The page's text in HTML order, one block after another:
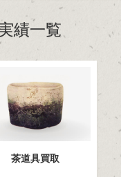
績一覧
茶道具買取